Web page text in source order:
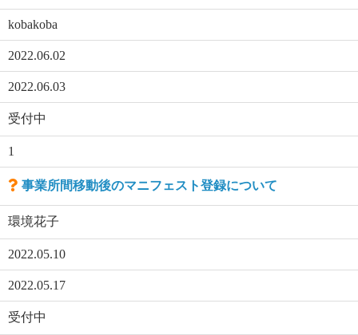
kobakoba
2022.06.02
2022.06.03
受付中
1
事業所間移動後のマニフェスト登録について
環境花子
2022.05.10
2022.05.17
受付中